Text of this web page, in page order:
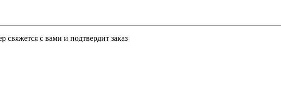
с вами и подтвердит заказ